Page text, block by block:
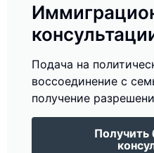
Подача на
воссоединение с
получение
Получить